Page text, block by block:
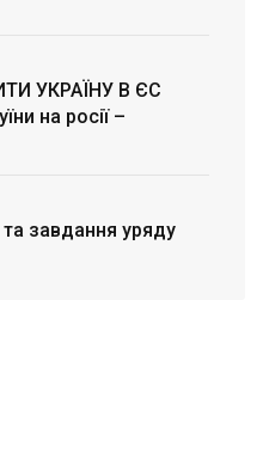
УКРАЇНУ В ЄС
на росії –
та завдання уряду